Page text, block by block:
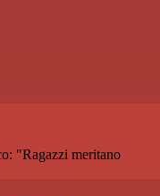
"Ragazzi meritano